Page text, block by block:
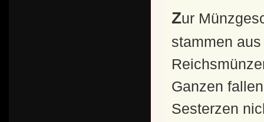
Zur Münzgeschichte: Die meisten seiner Prägungen
stammen
Ganzen
Sesterzen